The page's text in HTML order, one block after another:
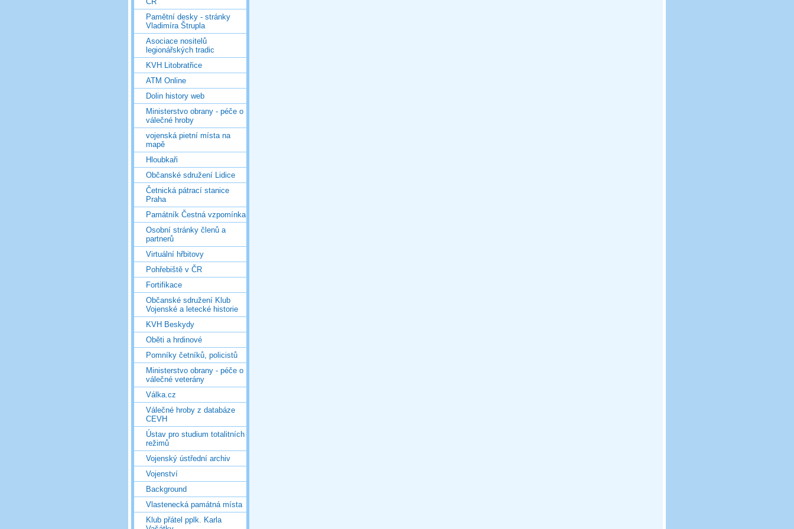
Pamětní desky - stránky
Vladimíra Štrupla
Asociace nositelů
legionářských tradic
KVH Litobratřice
ATM Online
Dolin history web
Ministerstvo obrany - péče o
válečné hroby
vojenská pietní místa na
mapě
Hloubkaři
Občanské sdružení Lidice
Četnická pátrací stanice
Praha
Památník Čestná vzpomínka
Osobní stránky členů a
partnerů
Virtuální hřbitovy
Pohřebiště v ČR
Fortifikace
Občanské sdružení Klub
Vojenské a letecké historie
KVH Beskydy
Oběti a hrdinové
Pomníky četníků, policistů
Ministerstvo obrany - péče o
válečné veterány
Válka.cz
Válečné hroby z databáze
CEVH
Ústav pro studium totalitních
režimů
Vojenský ústřední archiv
Vojenství
Background
Vlastenecká památná místa
Klub přátel pplk. Karla